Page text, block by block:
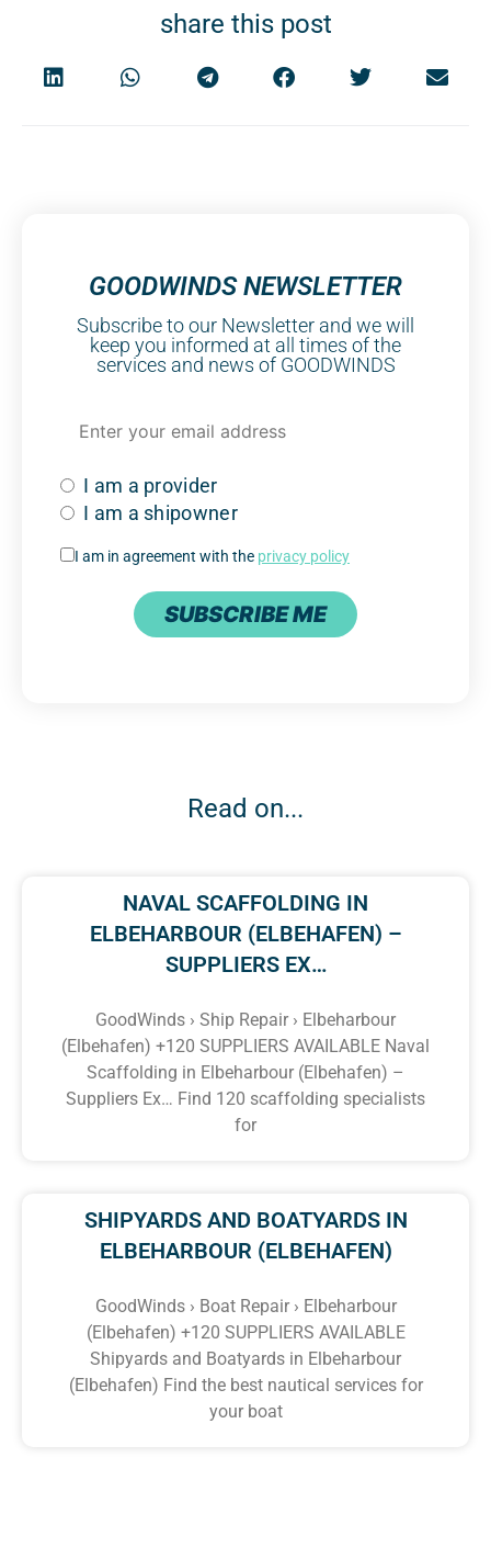
share this post
GOODWINDS NEWSLETTER
Subscribe to our Newsletter and we will
keep you informed at all times of the
services and news of GOODWINDS
I am a provider
I am a shipowner
I am in agreement with the privacy policy
SUBSCRIBE ME
Read on...
NAVAL SCAFFOLDING IN
ELBEHARBOUR (ELBEHAFEN) –
SUPPLIERS EX…
GoodWinds › Ship Repair › Elbeharbour
(Elbehafen) +120 SUPPLIERS AVAILABLE Naval
Scaffolding in Elbeharbour (Elbehafen) –
Suppliers Ex… Find 120 scaffolding specialists
for
SHIPYARDS AND BOATYARDS IN
ELBEHARBOUR (ELBEHAFEN)
GoodWinds › Boat Repair › Elbeharbour
(Elbehafen) +120 SUPPLIERS AVAILABLE
Shipyards and Boatyards in Elbeharbour
(Elbehafen) Find the best nautical services for
your boat